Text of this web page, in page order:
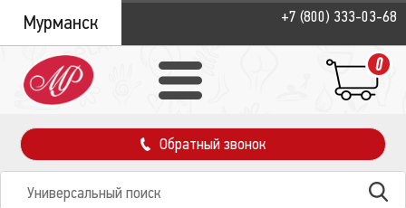
Мурманск +7 (800) 333-03-68
0
Обратный звонок